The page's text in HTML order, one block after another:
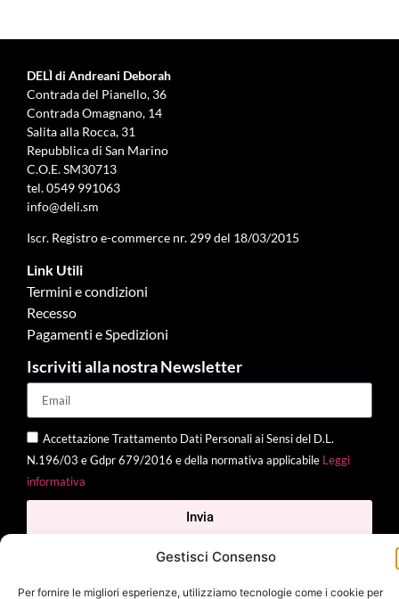
Gestisci Consenso
Per fornire le migliori esperienze, utilizziamo tecnologie come i cookie per
DELÌ di Andreani Deborah
Contrada del Pianello, 36
Contrada Omagnano, 14
Salita alla Rocca, 31
Repubblica di San Marino
C.O.E. SM30713
tel.0549 991063
info@deli.sm
Iscr. Registro e-commerce nr. 299 del 18/03/2015
Link Utili
Termini e condizioni
Recesso
Pagamenti e Spedizioni
Iscriviti alla nostra Newsletter
Accettazione Trattamento Dati Personali ai Sensi del D.L.
N.196/03 e Gdpr 679/2016 e della normativa applicabile Leggi
informativa
Invia